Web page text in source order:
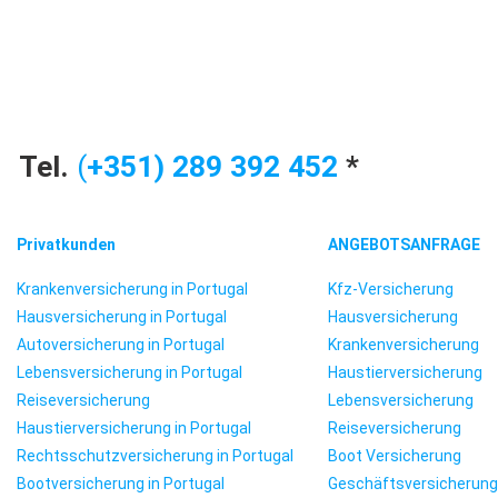
Tel. (+351) 289 392 452 *
Privatkunden
Krankenversicherung in Portugal
Hausversicherung in Portugal
Autoversicherung in Portugal
Lebensversicherung in Portugal
Reiseversicherung
Haustierversicherung in Portugal
Rechtsschutzversicherung in Portugal
Bootversicherung in Portugal
ANGEBOTSANFRAGE
Kfz-Versicherung
Hausversicherung
Krankenversicherung
Haustierversicherung
Lebensversicherung
Reiseversicherung
Boot Versicherung
Geschäftsversicherung